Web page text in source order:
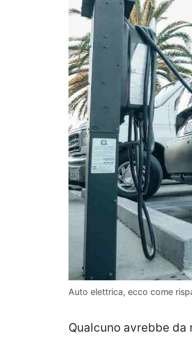
Auto elettrica, ecco come
Qualcuno avrebbe